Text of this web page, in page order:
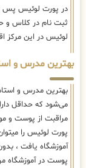
در پورت لوئیس پس
ثبت نام در کلاس و
لوئیس در این مرکز
بهترین مدرس و
بهترین مدرس و
مراقبت از پوست و
پورت لوئیس را
آموزشگاه یافت ،
پوست در آموزشگاه